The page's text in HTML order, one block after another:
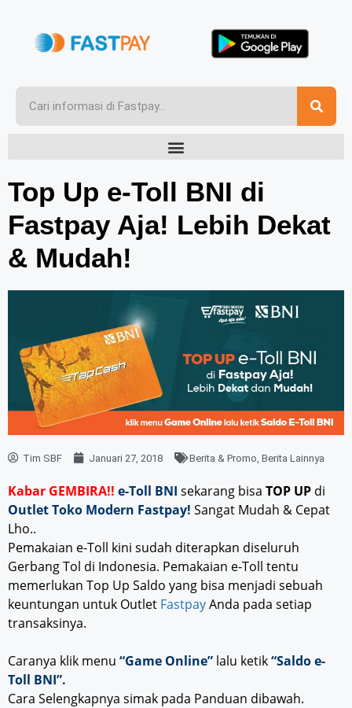
Top Up e-Toll BNI di
Fastpay Aja! Lebih Dekat
& Mudah!
Tim SBF Januari 27, 2018 Berita & Promo Berita Lainnya
Kabar GEMBIRA!! e-Toll BNI sekarang bisa TOP UP di
Outlet Toko Modern Fastpay! Sangat Mudah & Cepat
Lho..
Pemakaian e-Toll kini sudah diterapkan diseluruh
Gerbang Tol di Indonesia. Pemakaian e-Toll tentu
memerlukan Top Up Saldo yang bisa menjadi sebuah
keuntungan untuk Outlet FastpayAnda pada setiap
transaksinya.
Caranya klik menu “Game Online” lalu ketik“Saldo e-
Toll BNI”.
Cara Selengkapnya simak pada Panduan dibawah.